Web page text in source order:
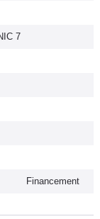
7
Financement